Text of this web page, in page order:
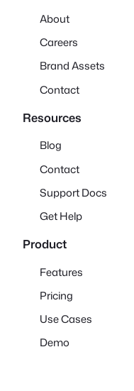
About
Careers
Brand Assets
Contact
Resources
Blog
Contact
Support Docs
Get Help
Product
Features
Pricing
Use Cases
Demo